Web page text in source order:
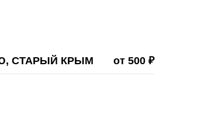
СТАРЫЙ КРЫМ от 500 ₽